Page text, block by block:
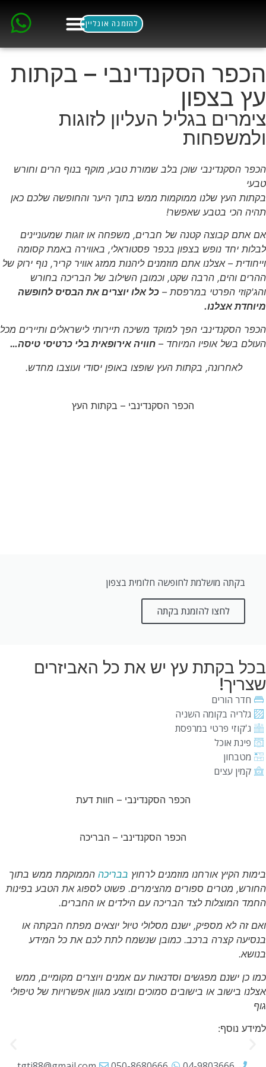
להזמנה אונליין
הכפר הסקנדינבי – בקתות
עץ בצפון
צימרים בגליל העליון לזוגות
ולמשפחות
הכפר הסקנדינבי שוכן בלב שמורת טבע, מוקף בנוף הרים וחורש
טבעי
בקתות העץ שלנו ממוקמות ממש בתוך היער והחופשה שלכם כאן
תהיה הכי בטבע שאפשר!
אם אתם קבוצה קטנה של חברים, משפחה או זוגות שמעוניינים
לבלות יחד נופש בצפון בכפר פסטוראלי, באווירה באמת קסומה
וייחודית – אצלנו אתם מוזמנים ליהנות ממזג אוויר קריר, נוף ירוק של
ההרים והים, הרבה שקט, וכמובן השילוב של הבריכה בחורש
והג'קוזי הפרטי במרפסת – כל אלו יוצרים את הבסיס לחופשה
מיוחדת אצלנו.
הכפר הסקנדינבי הפך למוקד משיכה תיירותי לישראלים ותיירים מכל
העולם בשל אופיו המיוחד – חוויה אירופאית בלי כרטיסי טיסה…
לאחרונה, בקתות העץ שופצו באופן יסודי ועוצבו מחדש.
הכפר הסקנדינבי – בקתות העץ
בקתה מושלמת לחופשה חלומית בצפון
לחצו להזמנת בקתה
בכל בקתת עץ יש את כל האביזרים
שצריך!
חדר הורים
גלריה בקומה השניה
ג'קוזי פרטי במרפסת
פינת אוכל
מטבחון
קמין עצים
הכפר הסקנדינבי – חוות דעת
הכפר הסקנדינבי – הבריכה
בימות הקיץ אורחנו מוזמנים לרחוץ בבריכה הממוקמת ממש בתוך
החורש, מטרים ספורים מהצימרים. פשוט לספוג את הטבע בפינות
החמד המוצלות לצד הבריכה עם הילדים או החברים.
ואם זה לא מספיק, ישנם מסלולי טיול יוצאים מפתח הבקתה או
בנסיעה קצרה ברכב. כמובן שנשמח לתת לכם את כל המידע
בנושא.
כמו כן ישנם מפגשים וסדנאות עם אמנים ויוצרים מקומיים, ממש
אצלנו בישוב או בישובים סמוכים ומוצע מגוון אפשרויות של טיפולי
גוף
למידע נוסף: